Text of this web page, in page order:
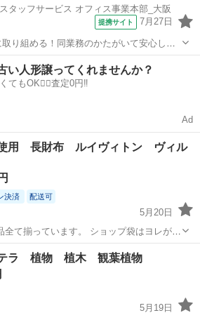
タッフサービス オフィス事業本部_大阪
提携サイト 7月27日
り組める！同業務のかたがいて安心して
事です！●ソリューション事業会社●大手
数名の大...
事務
い人形譲ってくれませんか？
てもOK🙆‍♀️査定0円‼️
Ad
用 長財布 ルイヴィトン ヴィル
決済 配送可
5月20日
の高島屋にて購入しまし
ままですので プレゼントにも。
その他 ルイヴィトン
ラ 植物 植木 観葉植物
5月19日